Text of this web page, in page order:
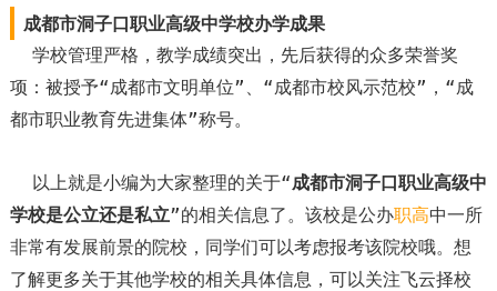
成都市洞子口职业高级中学校办学成果
学校管理严格，教学成绩突出，先后获得的众多荣誉奖
项：被授予“成都市文明单位”、“成都市校风示范校”，“成
都市职业教育先进集体”称号。
以上就是小编为大家整理的关于“成都市洞子口职业高级中
学校是公立还是私立”的相关信息了。该校是公办职高中一所
非常有发展前景的院校，同学们可以考虑报考该院校哦。想
了解更多关于其他学校的相关具体信息，可以关注飞云择校